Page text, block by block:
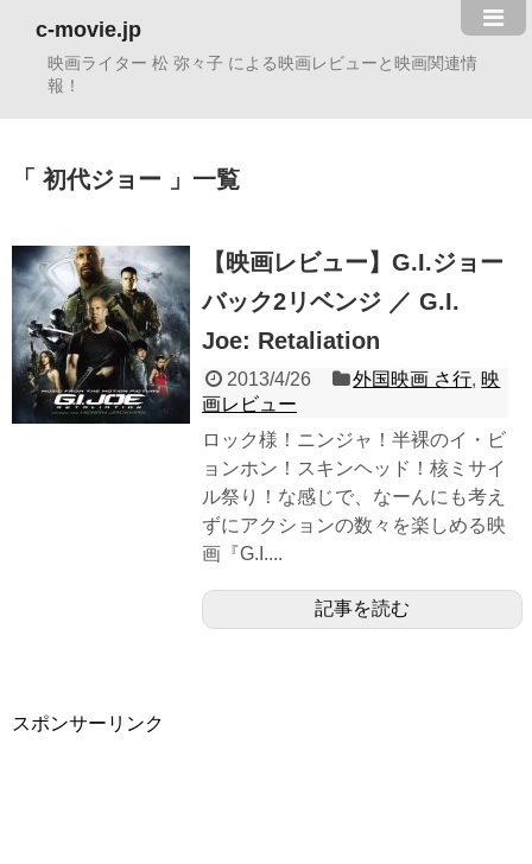
c-movie.jp
映画ライター 松 弥々子 による映画レビューと映画関連情
報！
初代ジョー 一覧
【映画レビュー】G.I.ジョー
バック2リベンジ ／ G.I.
Joe: Retaliation
2013/4/26 外国映画 さ行, 映
画レビュー
ロック様！ニンジャ！半裸のイ・ビ
ョンホン！スキンヘッド！核ミサイ
ル祭り！な感じで、なーんにも考え
ずにアクションの数々を楽しめる映
画『G.I....
記事を読む
スポンサーリンク